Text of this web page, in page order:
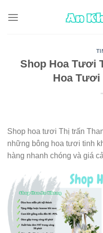
Shop Hoa Tươi
Hoa
Shop hoa tươi Thị trấn
những bông hoa tươi tinh
hàng nhanh chóng và giá